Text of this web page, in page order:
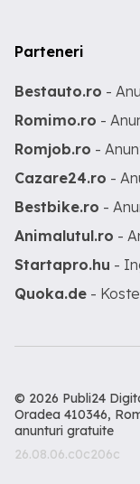
Parteneri
Bestauto.ro -
Romimo.ro -
Romjob.ro -
Cazare24.ro -
Bestbike.ro -
Animalutul.ro -
Startapro.hu -
Quoka.de -
© 2026 Publi24
Oradea 410346,
anunturi gratuite
26.08.06.c0c206c